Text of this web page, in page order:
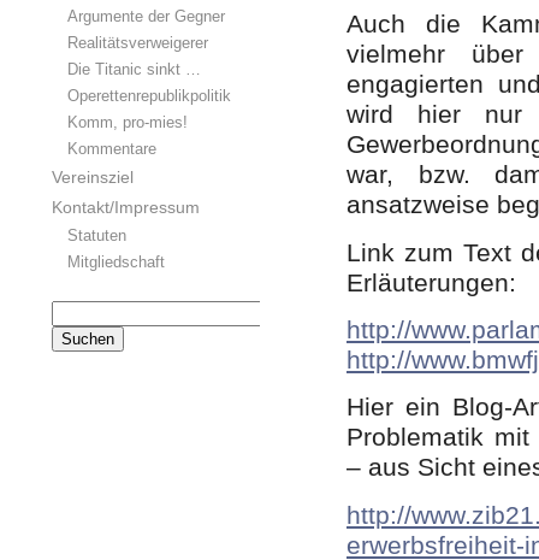
Auch die
vielmehr
engagierten
wird hier nur
war, bzw.
ansatzweise
Link zum Text
Erläuterungen:
http://
http://
Hier ein Blog-
Problematik
– aus Sicht
http://
erwerbsfreiheit-
Argumente der Gegner
Realitätsverweigerer
Die Titanic sinkt …
Operettenrepublikpolitik
Komm, pro-mies!
Kommentare
Vereinsziel
Kontakt/Impressum
Statuten
Mitgliedschaft
nach: